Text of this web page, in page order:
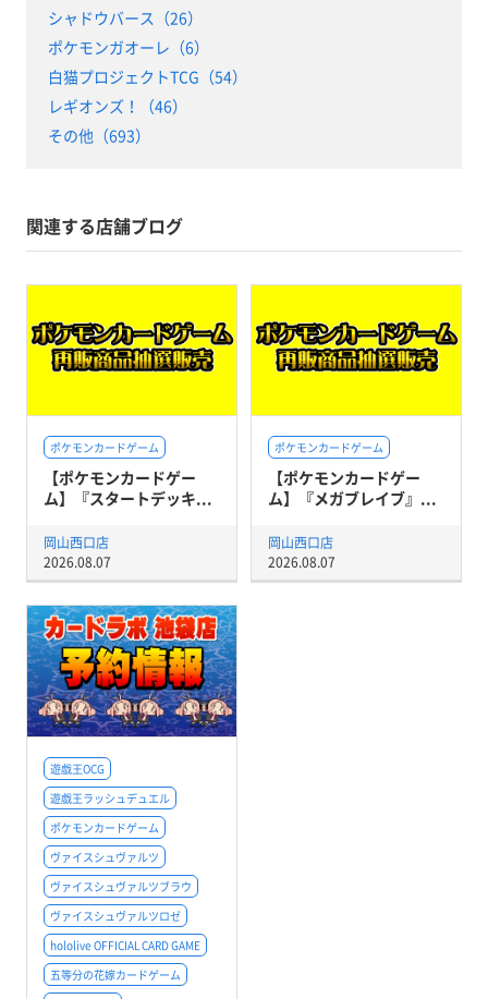
シャドウバース（26）
ポケモンガオーレ（6）
白猫プロジェクトTCG（54）
レギオンズ！（46）
その他（693）
関連する店舗ブログ
ポケモンカードゲーム
【ポケモンカードゲー
ム】『スタートデッキ...
岡山西口店
2026.08.07
ポケモンカードゲーム
【ポケモンカードゲー
ム】『メガブレイブ』...
岡山西口店
2026.08.07
遊戯王OCG
遊戯王ラッシュデュエル
ポケモンカードゲーム
ヴァイスシュヴァルツ
ヴァイスシュヴァルツブラウ
ヴァイスシュヴァルツロゼ
hololive OFFICIAL CARD GAME
五等分の花嫁カードゲーム